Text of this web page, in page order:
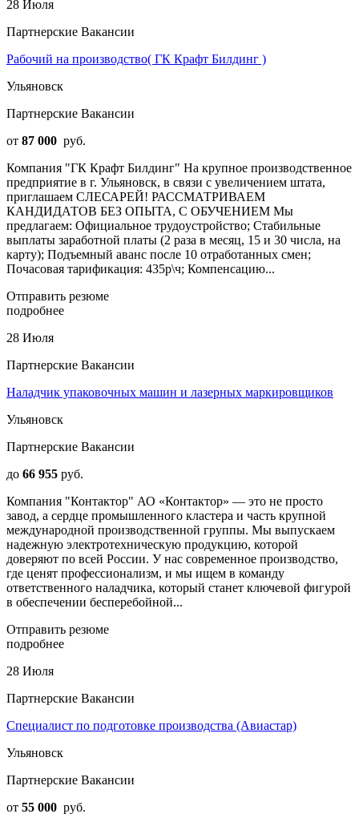
28 Июля
Партнерские Вакансии
Рабочий на производство( ГК Крафт Билдинг )
Ульяновск
Партнерские Вакансии
от 87 000 руб.
Компания "ГК Крафт Билдинг" На крупное производственное
предприятие в г. Ульяновск, в связи с увеличением штата,
приглашаем СЛЕСАРЕЙ! РАССМАТРИВАЕМ
КАНДИДАТОВ БЕЗ ОПЫТА, С ОБУЧЕНИЕМ Mы
предлагаем: Официaльное трудoустрoйство; Стабильныe
выплаты зaрабoтной плaты (2 pазa в меcяц, 15 и 30 чиcла, на
карту); Подъемный аванс после 10 отработанных смен;
Почасовая тарификация: 435р\ч; Компенсацию...
Отправить резюме
подробнее
28 Июля
Партнерские Вакансии
Наладчик упаковочных машин и лазерных маркировщиков
Ульяновск
Партнерские Вакансии
до 66 955 руб.
Компания "Контактор" АО «Контактор» — это не просто
завод, а сердце промышленного кластера и часть крупной
международной производственной группы. Мы выпускаем
надежную электротехническую продукцию, которой
доверяют по всей России. У нас современное производство,
где ценят профессионализм, и мы ищем в команду
ответственного наладчика, который станет ключевой фигурой
в обеспечении бесперебойной...
Отправить резюме
подробнее
28 Июля
Партнерские Вакансии
Специалист по подготовке производства (Авиастар)
Ульяновск
Партнерские Вакансии
от 55 000 руб.